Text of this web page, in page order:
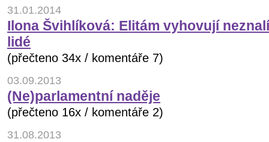
31.01.2014
Ilona Švihlíková: Elitám vyhovují
lidé
(přečteno 34x / komentáře 7)
03.09.2013
(Ne)parlamentní naděje
(přečteno 16x / komentáře 2)
31.08.2013